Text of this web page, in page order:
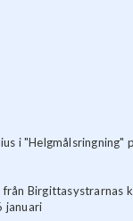
i "Helgmålsringning"
från Birgittasystrarnas
januari